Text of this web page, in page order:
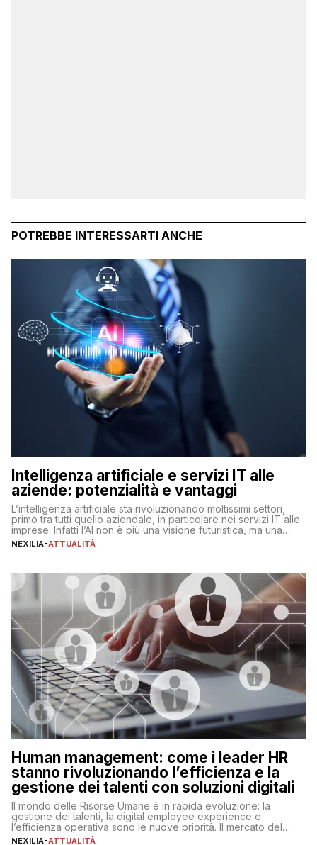
POTREBBE INTERESSARTI ANCHE
Intelligenza artificiale e servizi IT alle
aziende: potenzialità e vantaggi
L’intelligenza artificiale sta rivoluzionando moltissimi settori,
primo tra tutti quello aziendale, in particolare nei servizi IT alle
imprese. Infatti l’AI non è più una visione futuristica, ma una
realtà operativa che sta portando a un cambio significativo in
operazioni, bensì comporta […]
NEXILIA-ATTUALITÀ
Human management: come i leader HR
stanno rivoluzionando l’efficienza e la
gestione dei talenti con soluzioni digitali
Il mondo delle Risorse Umane è in rapida evoluzione: la
gestione dei talenti, la digital employee experience e
l’efficienza operativa sono le nuove priorità. Il mercato del
lavoro, d’altra parte, è sempre più competitivo con una lotta
NEXILIA-ATTUALITÀ